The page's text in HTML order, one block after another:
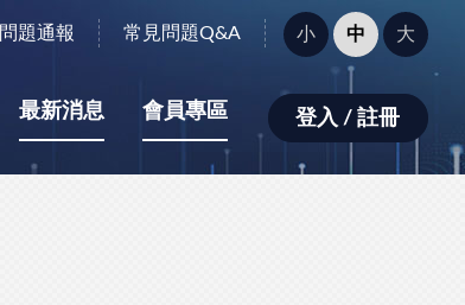
問題通報 常見問題Q&A
字
型
小：
小 中 大
最新消息 會員專區 登入 / 註冊